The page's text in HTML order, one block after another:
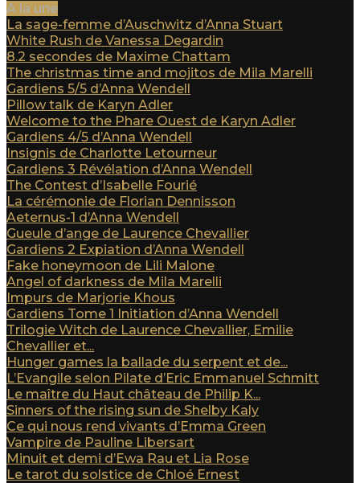
A la une
La sage-femme d’Auschwitz d’Anna Stuart
White Rush de Vanessa Degardin
8.2 secondes de Maxime Chattam
The christmas time and mojitos de Mila Marelli
Gardiens 5/5 d’Anna Wendell
Pillow talk de Karyn Adler
Welcome to the Phare Ouest de Karyn Adler
Gardiens 4/5 d’Anna Wendell
Insignis de Charlotte Letourneur
Gardiens 3 Révélation d’Anna Wendell
The Contest d’Isabelle Fourié
La cérémonie de Florian Dennisson
Aeternus-1 d’Anna Wendell
Gueule d’ange de Laurence Chevallier
Gardiens 2 Expiation d’Anna Wendell
Fake honeymoon de Lili Malone
Angel of darkness de Mila Marelli
Impurs de Marjorie Khous
Gardiens Tome 1 Initiation d’Anna Wendell
Trilogie Witch de Laurence Chevallier, Emilie
Chevallier et...
Hunger games la ballade du serpent et de...
L’Evangile selon Pilate d’Eric Emmanuel Schmitt
Le maître du Haut château de Philip K...
Sinners of the rising sun de Shelby Kaly
Ce qui nous rend vivants d’Emma Green
Vampire de Pauline Libersart
Minuit et demi d’Ewa Rau et Lia Rose
Le tarot du solstice de Chloé Ernest